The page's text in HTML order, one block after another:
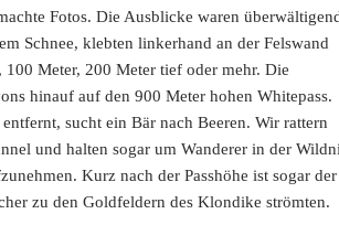
Fotos. Die Ausblicke waren
Schnee, klebten linkerhand an der Felswand
Meter, 200 Meter tief oder mehr. Die
hinauf auf den 900 Meter hohen Whitepass.
sucht ein Bär nach Beeren. Wir rattern
und halten sogar um Wanderer in der
Kurz nach der Passhöhe ist sogar der
zu den Goldfeldern des Klondike strömten.